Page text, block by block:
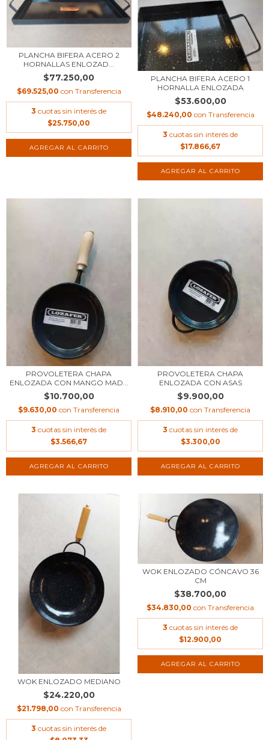
PLANCHA BIFERA ACERO 2
HORNALLAS ENLOZAD...
$77.250,00
$69.525,00 con Transferencia
3 cuotas sin interés de
$25.750,00
PLANCHA BIFERA ACERO 1
HORNALLA ENLOZADA
$53.600,00
$48.240,00 con Transferencia
3 cuotas sin interés de
$17.866,67
PROVOLETERA CHAPA
ENLOZADA CON MANGO MAD...
$10.700,00
$9.630,00 con Transferencia
3 cuotas sin interés de
$3.566,67
PROVOLETERA CHAPA
ENLOZADA CON ASAS
$9.900,00
$8.910,00 con Transferencia
3 cuotas sin interés de
$3.300,00
WOK ENLOZADO MEDIANO
$24.220,00
$21.798,00 con Transferencia
3 cuotas sin interés de
WOK ENLOZADO CÓNCAVO 36
CM
$38.700,00
$34.830,00 con Transferencia
3 cuotas sin interés de
$12.900,00